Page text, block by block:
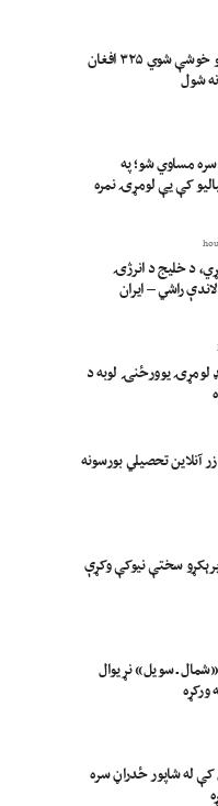
د پاکستان له زندانونو خوشې شوي ۳۲۵ افغان
شول
مساوي شو؛ په
کې یې لومړۍ نمره
د خلیج د انرژۍ
راشي – ایران
لومړۍ یوورځنۍ لوبه د
آنلاین تحصیلي بورسونه
پرېکړو سختې نیوکې وکړې
«شمال ـ سویل» نړیوال
کې له شاپور ځدراڼ سره